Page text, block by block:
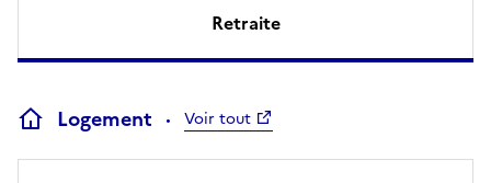
Retraite
Logement Voir tout